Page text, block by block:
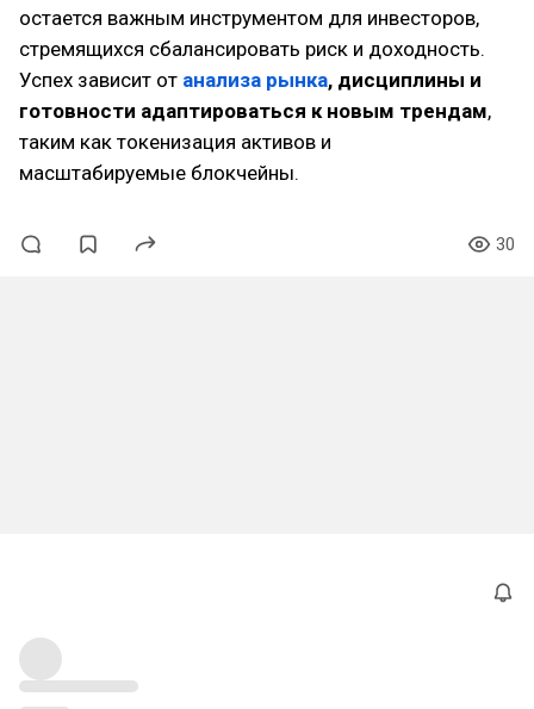
остается важным инструментом для инвесторов,
стремящихся сбалансировать риск и доходность.
Успех зависит от анализа рынка, дисциплины и
готовности адаптироваться к новым трендам,
таким как токенизация активов и
масштабируемые блокчейны.
30